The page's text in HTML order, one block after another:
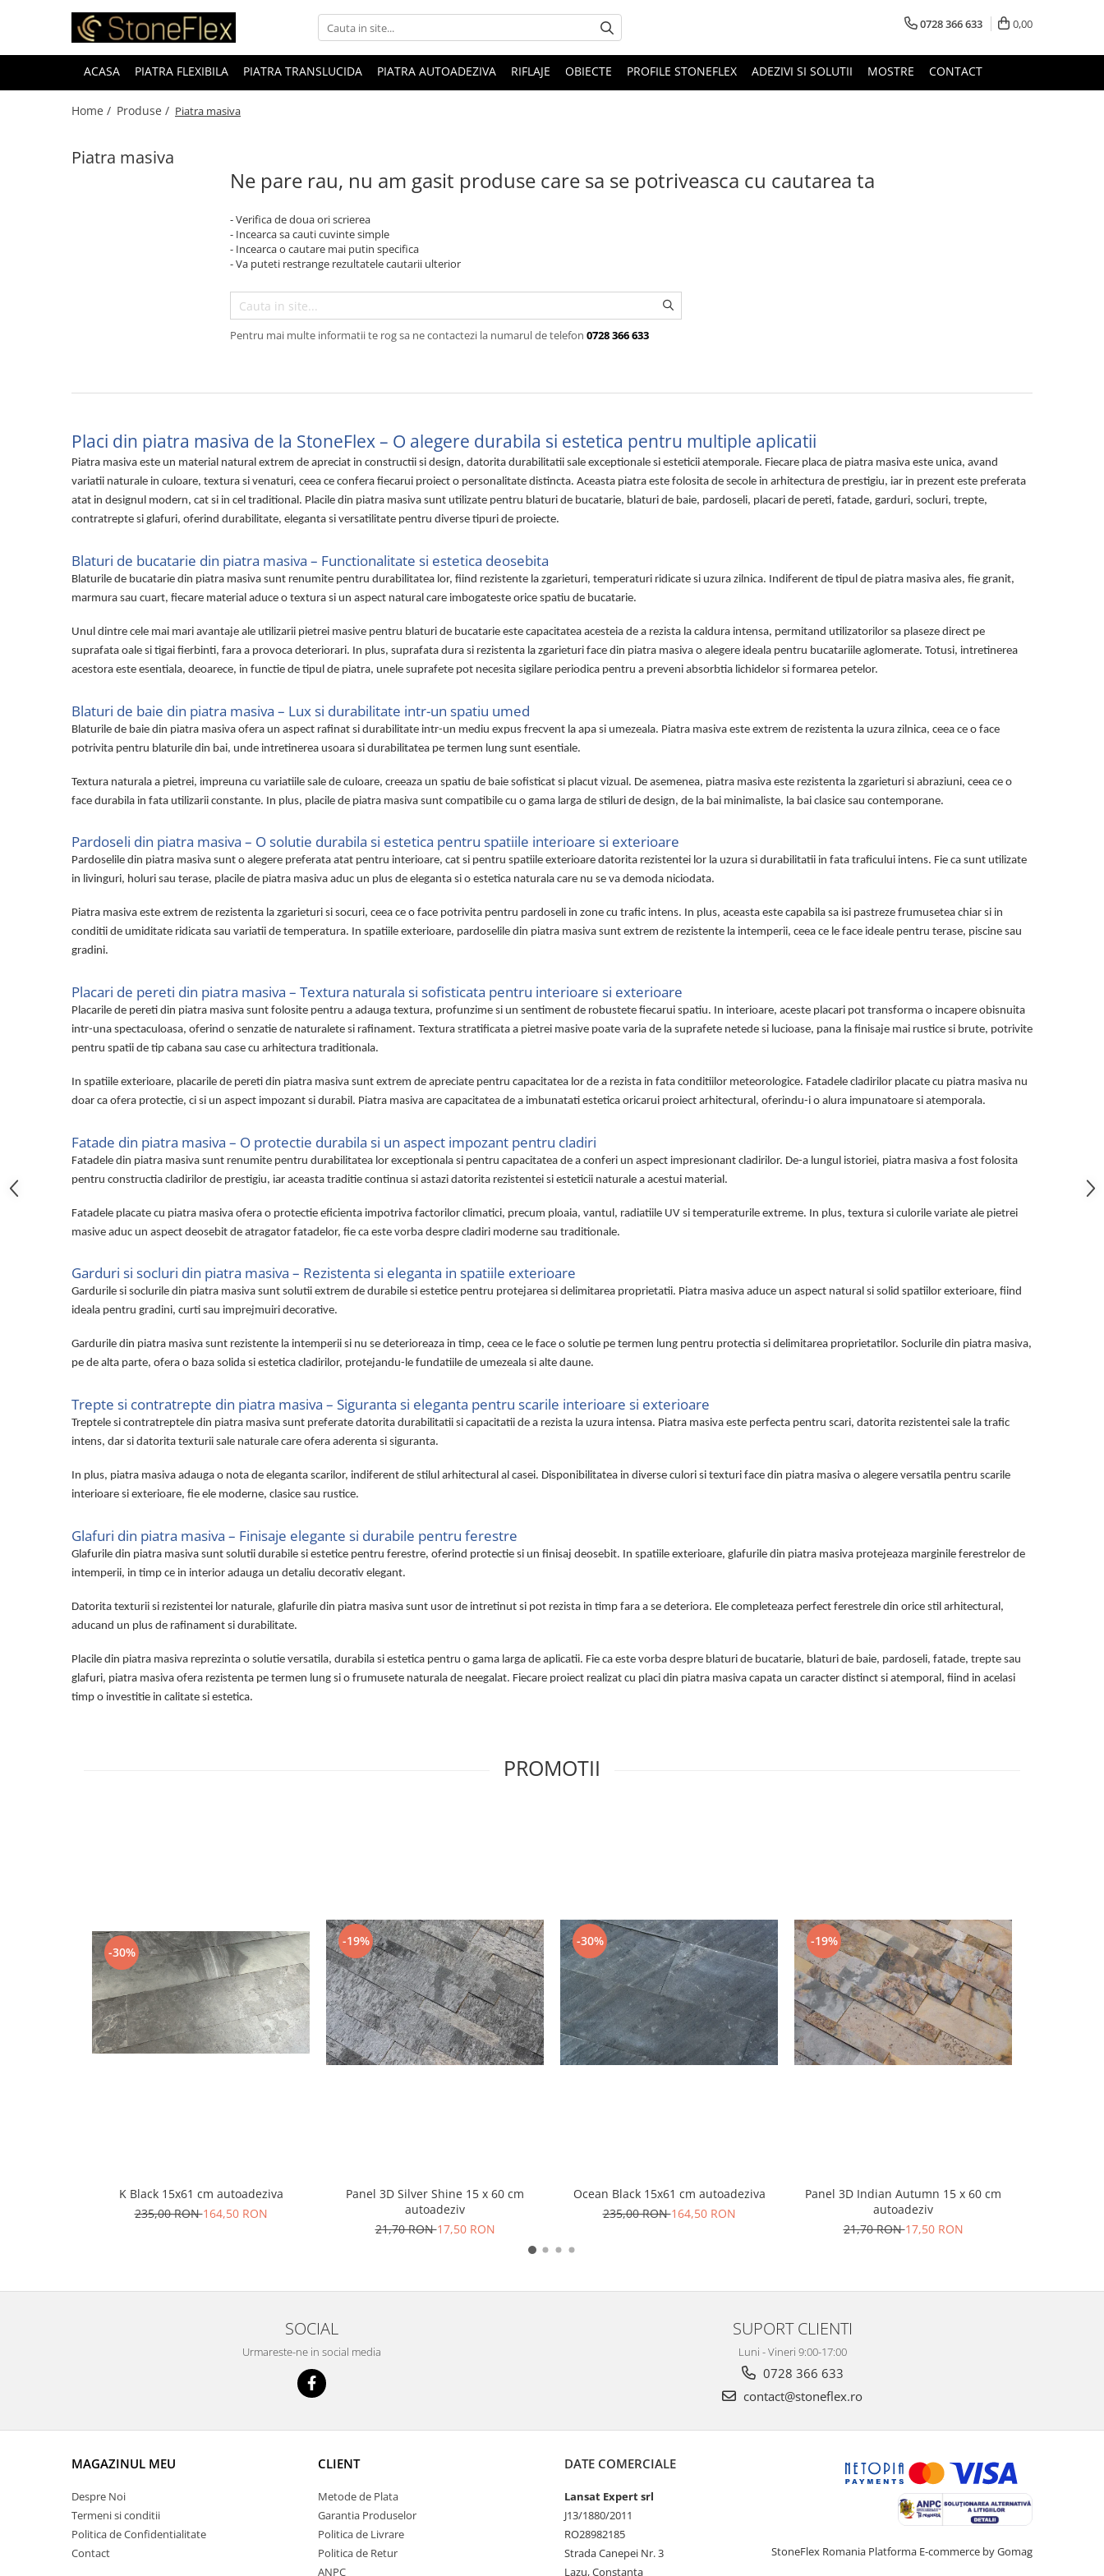
0728 366 633 0,00
ACASA PIATRA FLEXIBILA PIATRA TRANSLUCIDA PIATRA AUTOADEZIVA RIFLAJE OBIECTE PROFILE STONEFLEX ADEZIVI SI SOLUTII MOSTRE CONTACT
Home / Produse / Piatra masiva
Piatra masiva
Ne pare rau, nu am gasit produse care sa se potriveasca cu cautarea ta
- Verifica de doua ori scrierea
- Incearca sa cauti cuvinte simple
- Incearca o cautare mai putin specifica
- Va puteti restrange rezultatele cautarii ulterior
Pentru mai multe informatii te rog sa ne contactezi la numarul de telefon 0728 366 633
Placi din piatra masiva de la StoneFlex – O alegere durabila si estetica pentru multiple aplicatii
Piatra masiva este un material natural extrem de apreciat in constructii si design, datorita durabilitatii sale exceptionale si esteticii atemporale. Fiecare placa de piatra masiva este unica, avand
variatii naturale in culoare, textura si venaturi, ceea ce confera fiecarui proiect o personalitate distincta. Aceasta piatra este folosita de secole in arhitectura de prestigiu, iar in prezent este preferata
atat in designul modern, cat si in cel traditional. Placile din piatra masiva sunt utilizate pentru blaturi de bucatarie, blaturi de baie, pardoseli, placari de pereti, fatade, garduri, socluri, trepte,
contratrepte si glafuri, oferind durabilitate, eleganta si versatilitate pentru diverse tipuri de proiecte.
Blaturi de bucatarie din piatra masiva – Functionalitate si estetica deosebita
Blaturile de bucatarie din piatra masiva sunt renumite pentru durabilitatea lor, fiind rezistente la zgarieturi, temperaturi ridicate si uzura zilnica. Indiferent de tipul de piatra masiva ales, fie granit,
marmura sau cuart, fiecare material aduce o textura si un aspect natural care imbogateste orice spatiu de bucatarie.
Unul dintre cele mai mari avantaje ale utilizarii pietrei masive pentru blaturi de bucatarie este capacitatea acesteia de a rezista la caldura intensa, permitand utilizatorilor sa plaseze direct pe
suprafata oale si tigai fierbinti, fara a provoca deteriorari. In plus, suprafata dura si rezistenta la zgarieturi face din piatra masiva o alegere ideala pentru bucatariile aglomerate. Totusi, intretinerea
acestora este esentiala, deoarece, in functie de tipul de piatra, unele suprafete pot necesita sigilare periodica pentru a preveni absorbtia lichidelor si formarea petelor.
Blaturi de baie din piatra masiva – Lux si durabilitate intr-un spatiu umed
Blaturile de baie din piatra masiva ofera un aspect rafinat si durabilitate intr-un mediu expus frecvent la apa si umezeala. Piatra masiva este extrem de rezistenta la uzura zilnica, ceea ce o face
potrivita pentru blaturile din bai, unde intretinerea usoara si durabilitatea pe termen lung sunt esentiale.
Textura naturala a pietrei, impreuna cu variatiile sale de culoare, creeaza un spatiu de baie sofisticat si placut vizual. De asemenea, piatra masiva este rezistenta la zgarieturi si abraziuni, ceea ce o
face durabila in fata utilizarii constante. In plus, placile de piatra masiva sunt compatibile cu o gama larga de stiluri de design, de la bai minimaliste, la bai clasice sau contemporane.
Pardoseli din piatra masiva – O solutie durabila si estetica pentru spatiile interioare si exterioare
Pardoselile din piatra masiva sunt o alegere preferata atat pentru interioare, cat si pentru spatiile exterioare datorita rezistentei lor la uzura si durabilitatii in fata traficului intens. Fie ca sunt utilizate
in livinguri, holuri sau terase, placile de piatra masiva aduc un plus de eleganta si o estetica naturala care nu se va demoda niciodata.
Piatra masiva este extrem de rezistenta la zgarieturi si socuri, ceea ce o face potrivita pentru pardoseli in zone cu trafic intens. In plus, aceasta este capabila sa isi pastreze frumusetea chiar si in
conditii de umiditate ridicata sau variatii de temperatura. In spatiile exterioare, pardoselile din piatra masiva sunt extrem de rezistente la intemperii, ceea ce le face ideale pentru terase, piscine sau
gradini.
Placari de pereti din piatra masiva – Textura naturala si sofisticata pentru interioare si exterioare
Placarile de pereti din piatra masiva sunt folosite pentru a adauga textura, profunzime si un sentiment de robustete fiecarui spatiu. In interioare, aceste placari pot transforma o incapere obisnuita
intr-una spectaculoasa, oferind o senzatie de naturalete si rafinament. Textura stratificata a pietrei masive poate varia de la suprafete netede si lucioase, pana la finisaje mai rustice si brute, potrivite
pentru spatii de tip cabana sau case cu arhitectura traditionala.
In spatiile exterioare, placarile de pereti din piatra masiva sunt extrem de apreciate pentru capacitatea lor de a rezista in fata conditiilor meteorologice. Fatadele cladirilor placate cu piatra masiva nu
doar ca ofera protectie, ci si un aspect impozant si durabil. Piatra masiva are capacitatea de a imbunatati estetica oricarui proiect arhitectural, oferindu-i o alura impunatoare si atemporala.
Fatade din piatra masiva – O protectie durabila si un aspect impozant pentru cladiri
Fatadele din piatra masiva sunt renumite pentru durabilitatea lor exceptionala si pentru capacitatea de a conferi un aspect impresionant cladirilor. De-a lungul istoriei, piatra masiva a fost folosita
pentru constructia cladirilor de prestigiu, iar aceasta traditie continua si astazi datorita rezistentei si esteticii naturale a acestui material.
Fatadele placate cu piatra masiva ofera o protectie eficienta impotriva factorilor climatici, precum ploaia, vantul, radiatiile UV si temperaturile extreme. In plus, textura si culorile variate ale pietrei
masive aduc un aspect deosebit de atragator fatadelor, fie ca este vorba despre cladiri moderne sau traditionale.
Garduri si socluri din piatra masiva – Rezistenta si eleganta in spatiile exterioare
Gardurile si soclurile din piatra masiva sunt solutii extrem de durabile si estetice pentru protejarea si delimitarea proprietatii. Piatra masiva aduce un aspect natural si solid spatiilor exterioare, fiind
ideala pentru gradini, curti sau imprejmuiri decorative.
Gardurile din piatra masiva sunt rezistente la intemperii si nu se deterioreaza in timp, ceea ce le face o solutie pe termen lung pentru protectia si delimitarea proprietatilor. Soclurile din piatra masiva,
pe de alta parte, ofera o baza solida si estetica cladirilor, protejandu-le fundatiile de umezeala si alte daune.
Trepte si contratrepte din piatra masiva – Siguranta si eleganta pentru scarile interioare si exterioare
Treptele si contratreptele din piatra masiva sunt preferate datorita durabilitatii si capacitatii de a rezista la uzura intensa. Piatra masiva este perfecta pentru scari, datorita rezistentei sale la trafic
intens, dar si datorita texturii sale naturale care ofera aderenta si siguranta.
In plus, piatra masiva adauga o nota de eleganta scarilor, indiferent de stilul arhitectural al casei. Disponibilitatea in diverse culori si texturi face din piatra masiva o alegere versatila pentru scarile
interioare si exterioare, fie ele moderne, clasice sau rustice.
Glafuri din piatra masiva – Finisaje elegante si durabile pentru ferestre
Glafurile din piatra masiva sunt solutii durabile si estetice pentru ferestre, oferind protectie si un finisaj deosebit. In spatiile exterioare, glafurile din piatra masiva protejeaza marginile ferestrelor de
intemperii, in timp ce in interior adauga un detaliu decorativ elegant.
Datorita texturii si rezistentei lor naturale, glafurile din piatra masiva sunt usor de intretinut si pot rezista in timp fara a se deteriora. Ele completeaza perfect ferestrele din orice stil arhitectural,
aducand un plus de rafinament si durabilitate.
Placile din piatra masiva reprezinta o solutie versatila, durabila si estetica pentru o gama larga de aplicatii. Fie ca este vorba despre blaturi de bucatarie, blaturi de baie, pardoseli, fatade, trepte sau
glafuri, piatra masiva ofera rezistenta pe termen lung si o frumusete naturala de neegalat. Fiecare proiect realizat cu placi din piatra masiva capata un caracter distinct si atemporal, fiind in acelasi
timp o investitie in calitate si estetica.
PROMOTII
-30%
K Black 15x61 cm autoadeziva
235,00 RON164,50 RON
-19%
Panel 3D Silver Shine 15 x 60 cm
autoadeziv
21,70 RON17,50 RON
-30%
Ocean Black 15x61 cm autoadeziva
235,00 RON164,50 RON
-19%
Panel 3D Indian Autumn 15 x 60 cm
autoadeziv
21,70 RON17,50 RON
SOCIAL
Urmareste-ne in social media
SUPORT CLIENTI
Luni - Vineri 9:00-17:00
0728 366 633
contact@stoneflex.ro
MAGAZINUL MEU
Despre Noi
Termeni si conditii
Politica de Confidentialitate
Contact
CLIENT
Metode de Plata
Garantia Produselor
Politica de Livrare
Politica de Retur
ANPC
DATE COMERCIALE
Lansat Expert srl
J13/1880/2011
RO28982185
Strada Canepei Nr. 3
Lazu, Constanta
StoneFlex Romania Platforma E-commerce by Gomag